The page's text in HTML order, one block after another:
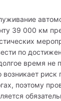
39 000 км
по
время не
риск
поэтому